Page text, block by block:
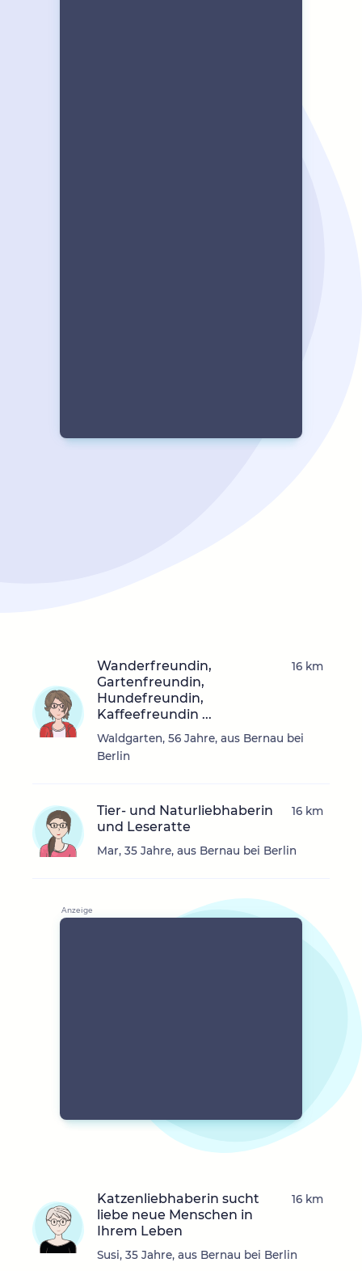
Wanderfreundin,
Gartenfreundin,
Hundefreundin,
Kaffeefreundin ...
Waldgarten, 56 Jahre, aus Bernau bei
Berlin
16 km
Tier- und Naturliebhaberin
und Leseratte
Mar, 35 Jahre, aus Bernau bei Berlin
16 km
Katzenliebhaberin sucht
liebe neue Menschen in
Ihrem Leben
Susi, 35 Jahre, aus Bernau bei Berlin
16 km